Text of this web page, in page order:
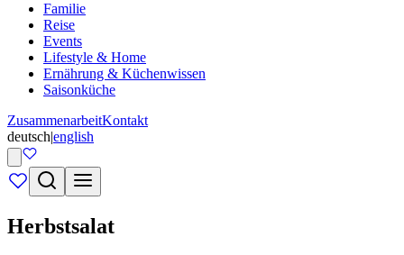
Familie
Reise
Events
Lifestyle & Home
Ernährung & Küchenwissen
Saisonküche
ZusammenarbeitKontakt
deutsch|english
Herbstsalat